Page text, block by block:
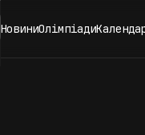
НовиниОлімпіади